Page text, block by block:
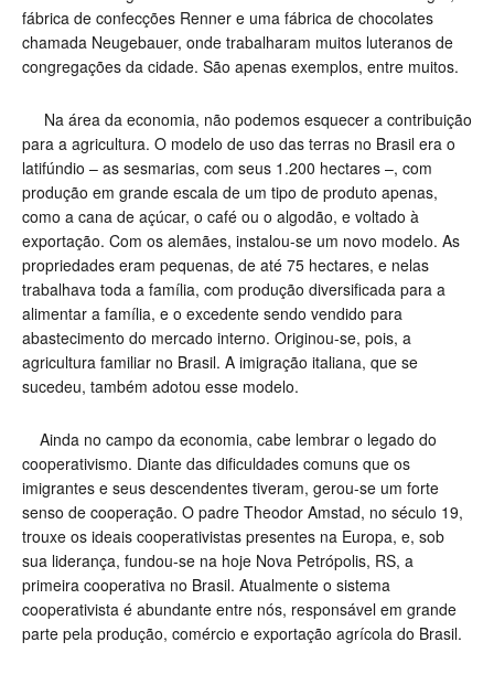
fábrica de confecções Renner e uma fábrica de chocolates
chamada Neugebauer, onde trabalharam muitos luteranos de
congregações da cidade. São apenas exemplos, entre muitos.
Na área da economia, não podemos esquecer a contribuição
para a agricultura. O modelo de uso das terras no Brasil era o
latifúndio – as sesmarias, com seus 1.200 hectares –, com
produção em grande escala de um tipo de produto apenas,
como a cana de açúcar, o café ou o algodão, e voltado à
exportação. Com os alemães, instalou-se um novo modelo. As
propriedades eram pequenas, de até 75 hectares, e nelas
trabalhava toda a família, com produção diversificada para a
alimentar a família, e o excedente sendo vendido para
abastecimento do mercado interno. Originou-se, pois, a
agricultura familiar no Brasil. A imigração italiana, que se
sucedeu, também adotou esse modelo.
Ainda no campo da economia, cabe lembrar o legado do
cooperativismo. Diante das dificuldades comuns que os
imigrantes e seus descendentes tiveram, gerou-se um forte
senso de cooperação. O padre Theodor Amstad, no século 19,
trouxe os ideais cooperativistas presentes na Europa, e, sob
sua liderança, fundou-se na hoje Nova Petrópolis, RS, a
primeira cooperativa no Brasil. Atualmente o sistema
cooperativista é abundante entre nós, responsável em grande
parte pela produção, comércio e exportação agrícola do Brasil.